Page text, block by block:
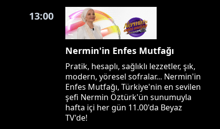
13:00
Nermin'in Enfes Mutfağı
Pratik, hesaplı, sağlıklı lezzetler, şık,
modern, yöresel sofralar... Nermin'in
Enfes Mutfağı, Türkiye'nin en sevilen
şefi Nermin Öztürk'ün sunumuyla
hafta içi her gün 11.00'da Beyaz
TV'de!